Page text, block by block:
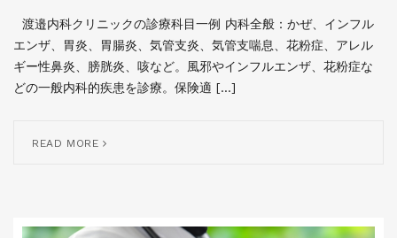
渡邉内科クリニックの診療科目一例 内科全般：かぜ、インフル
エンザ、胃炎、胃腸炎、気管支炎、気管支喘息、花粉症、アレル
ギー性鼻炎、膀胱炎、咳など。風邪やインフルエンザ、花粉症な
どの一般内科的疾患を診療。保険適 […]
READ MORE